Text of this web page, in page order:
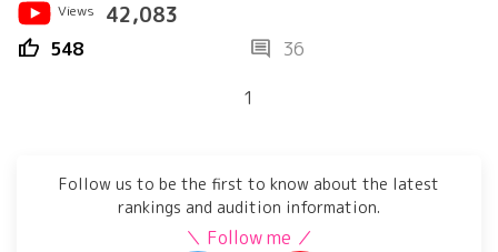
Views 42,083
thumb_up 548 comment 36
1
Follow us to be the first to know about the latest
rankings and audition information.
＼ Follow me ／